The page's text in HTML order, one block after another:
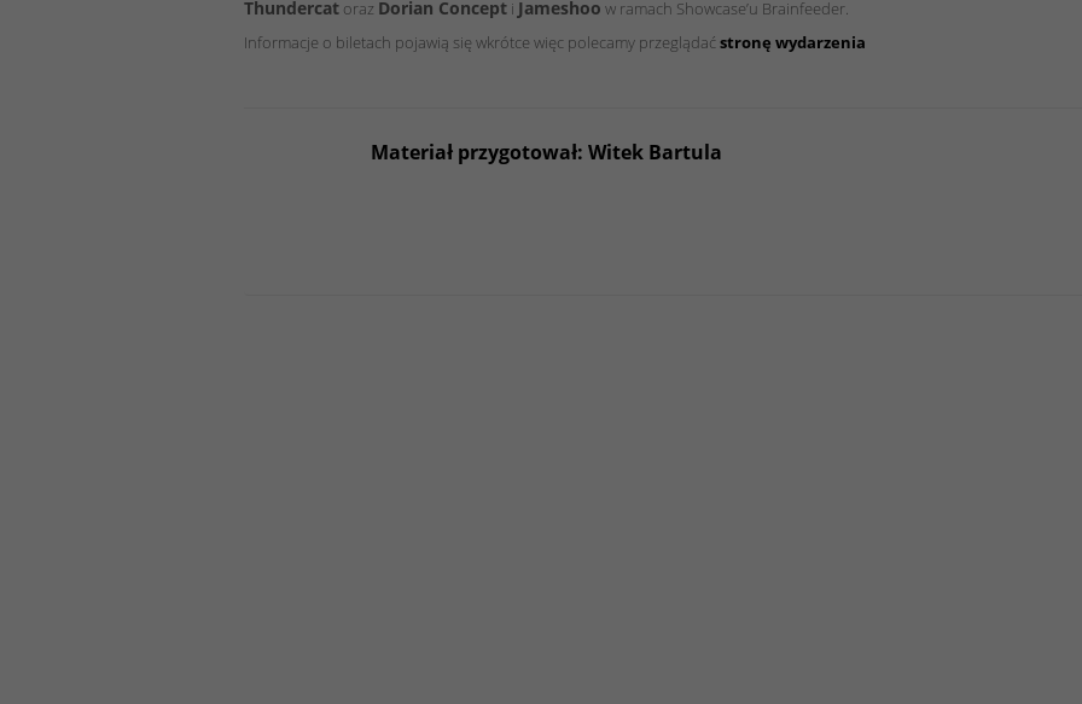
Thundercat oraz Dorian Concept i Jameshoo w ramach Showcase’u Brainfeeder.
Informacje o biletach pojawią się wkrótce więc polecamy przeglądaćstronę wydarzenia
Materiał przygotował: Witek Bartula